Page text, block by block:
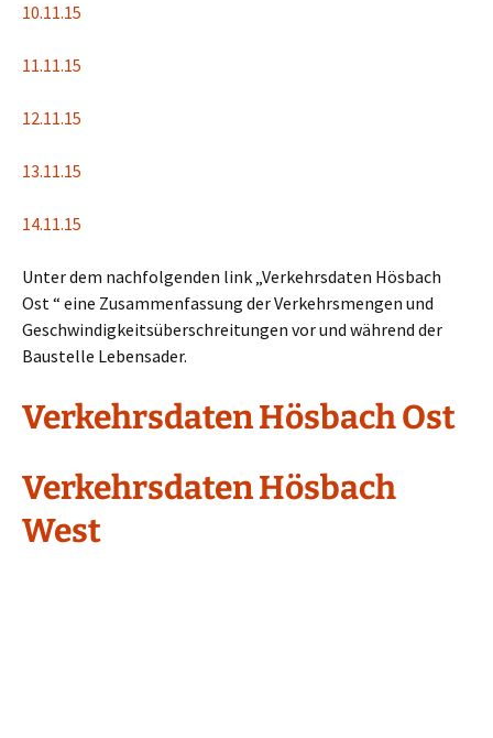
10.11.15
11.11.15
12.11.15
13.11.15
14.11.15
Unter dem nachfolgenden link „Verkehrsdaten Hösbach
Ost “ eine Zusammenfassung der Verkehrsmengen und
Geschwindigkeitsüberschreitungen vor und während der
Baustelle Lebensader.
Verkehrsdaten Hösbach Ost
Verkehrsdaten Hösbach
West